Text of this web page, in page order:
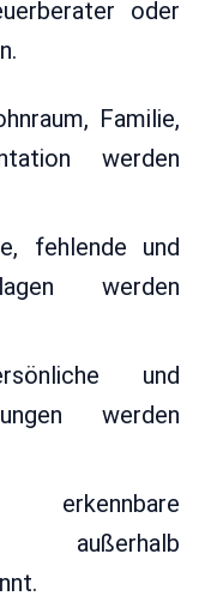
oder
Familie,
werden
fehlende und
werden
und
werden
außerhalb